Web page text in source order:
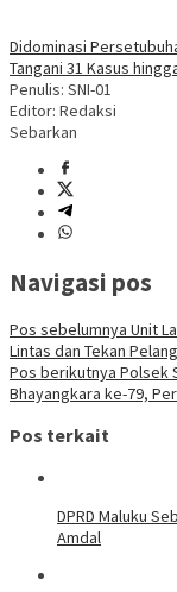
Didominasi
Tangani 31 Kasus
Penulis: SNI-01
Editor: Redaksi
Sebarkan
Navigasi pos
Pos sebelumnya Unit
Lintas dan Tekan
Pos berikutnya Polsek
Bhayangkara ke-79,
Pos terkait
DPRD Maluku
Amdal